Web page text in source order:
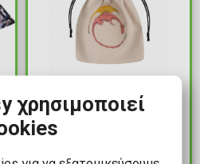
9,99€
Dragon - Beige Πουγκί
χρησιμοποιεί